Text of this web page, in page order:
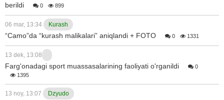
berildi
0 899
06 mar, 13:34 Kurash
“Camo”da “kurash malikalari” aniqlandi + FOTO 0 1331
13 dek, 13:08
Farg'onadagi sport muassasalarining faoliyati o'rganildi
0
1395
13 noy, 13:07 Dzyudo